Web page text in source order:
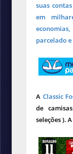
suas
em
parcelado
A Classic
de
seleções ).